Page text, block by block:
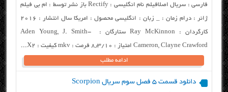
فارسی : سریال اصلافیلم نام انگلیسی : Rectify باز نشر توسط : ام بی فیلم
ژانر : درام زمان : _ زبان : انگلیسی محصول : امریکا سال انتشار : ۲۰۱۶
کارگردان : Ray McKinnon ستارگان : Aden Young, J. Smith-
Cameron, Clayne Crawford امتیاز : ۸٫۳/۱۰ فرمت : mkv کیفیت : X2...
ادامه مطلب
دانلود قسمت ۵ فصل سوم سریال Scorpion